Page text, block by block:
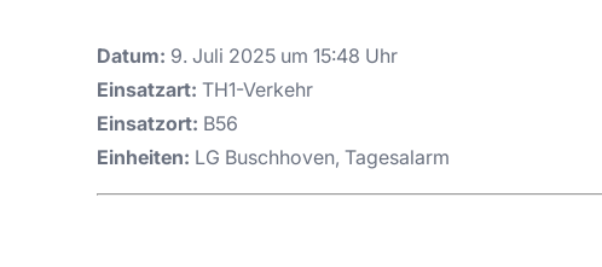
Datum: 9. Juli 2025 um 15:48 Uhr
Einsatzart: TH1-Verkehr
Einsatzort: B56
Einheiten: LG Buschhoven, Tagesalarm